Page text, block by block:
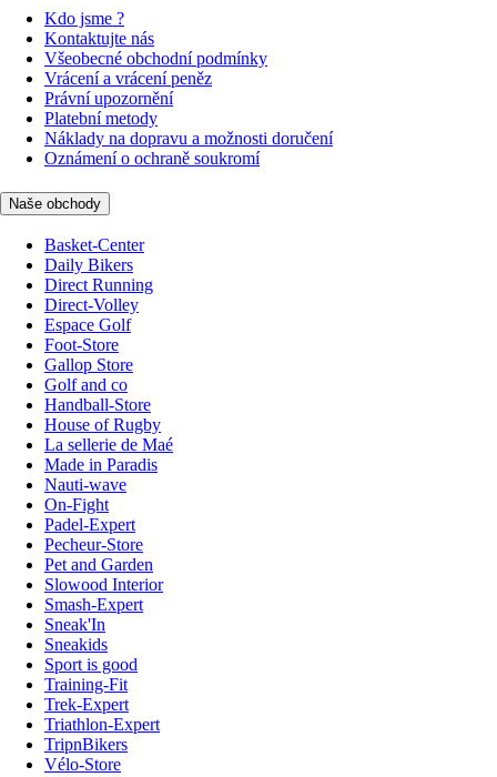
Kdo jsme ?
Kontaktujte nás
Všeobecné obchodní podmínky
Vrácení a vrácení peněz
Právní upozornění
Platební metody
Náklady na dopravu a možnosti doručení
Oznámení o ochraně soukromí
Naše obchody
Basket-Center
Daily Bikers
Direct Running
Direct-Volley
Espace Golf
Foot-Store
Gallop Store
Golf and co
Handball-Store
House of Rugby
La sellerie de Maé
Made in Paradis
Nauti-wave
On-Fight
Padel-Expert
Pecheur-Store
Pet and Garden
Slowood Interior
Smash-Expert
Sneak'In
Sneakids
Sport is good
Training-Fit
Trek-Expert
Triathlon-Expert
TripnBikers
Vélo-Store